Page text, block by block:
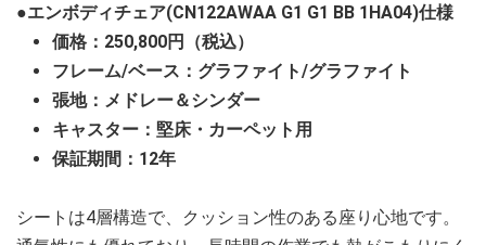
●エンボディチェア(CN122AWAA G1 G1 BB 1HA04)仕様
価格：250,800円（税込）
フレーム/ベース：グラファイト/グラファイト
張地：メドレー＆シンダー
キャスター：堅床・カーペット用
保証期間：12年
シートは4層構造で、クッション性のある座り心地です。